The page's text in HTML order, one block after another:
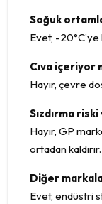
Soğuk
Evet, -20°C’ye
Cıva içeriyor
Hayır, çevre
Sızdırma riski
Hayır, GP
ortadan kaldırır.
Diğer
Evet, endüstri